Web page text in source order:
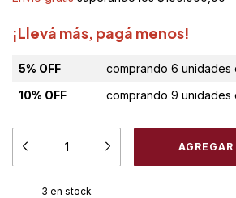
¡Llevá más, pagá menos!
5% OFF
comprando 6 unidades
10% OFF
comprando 9 unidades
3 en stock